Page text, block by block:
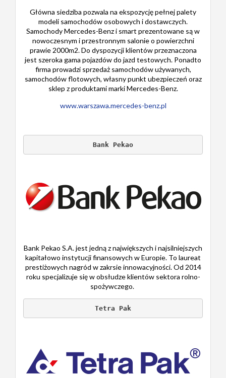
Główna siedziba pozwala na ekspozycję pełnej palety
modeli samochodów osobowych i dostawczych.
Samochody Mercedes-Benz i smart prezentowane są w
nowoczesnym i przestronnym salonie o powierzchni
prawie 2000m2. Do dyspozycji klientów przeznaczona
jest szeroka gama pojazdów do jazd testowych. Ponadto
firma prowadzi sprzedaż samochodów używanych,
samochodów flotowych, własny punkt ubezpieczeń oraz
sklep z produktami marki Mercedes-Benz.
www.warszawa.mercedes-benz.pl
Bank Pekao
Bank Pekao S.A. jest jedną z największych i najsilniejszych
kapitałowo instytucji finansowych w Europie. To laureat
prestiżowych nagród w zakrsie innowacyjności. Od 2014
roku specjalizuje się w obsłudze klientów sektora rolno-
spożywczego.
Tetra Pak